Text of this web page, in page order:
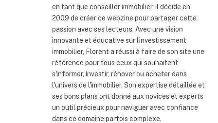
en tant que conseiller immobilier, il décide en
2009 de créer ce webzine pour partager cette
passion avec ses lecteurs. Avec une vision
innovante et éducative sur l'investissement
immobilier, Florent a réussi à faire de son site une
référence pour tous ceux qui souhaitent
s'informer, investir, rénover ou acheter dans
l'univers de l'immobilier. Son expertise détaillée et
ses bons plans ont donné aux novices et experts
un outil précieux pour naviguer avec confiance
dans ce domaine parfois complexe.